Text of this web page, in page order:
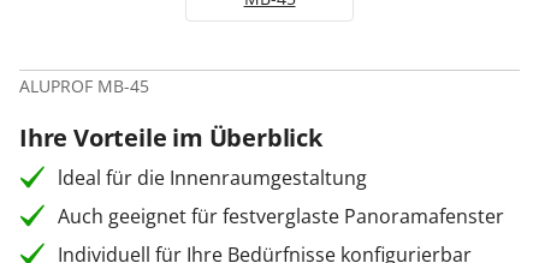
ALUPROF MB-45
Ihre Vorteile im Überblick
ldeal für die Innenraumgestaltung
Auch geeignet für festverglaste Panoramafenster
Individuell für Ihre Bedürfnisse konfigurierbar